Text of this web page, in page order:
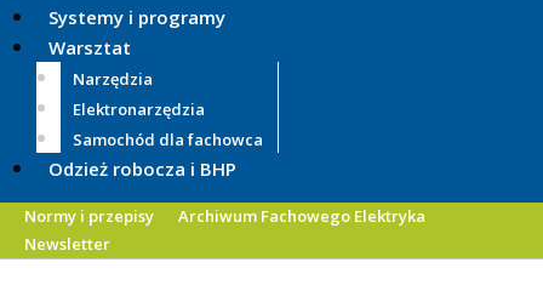
Systemy i programy
Warsztat
Narzędzia
Elektronarzędzia
Samochód dla fachowca
Odzież robocza i BHP
Normy i przepisy
Archiwum Fachowego Elektryka
Newsletter